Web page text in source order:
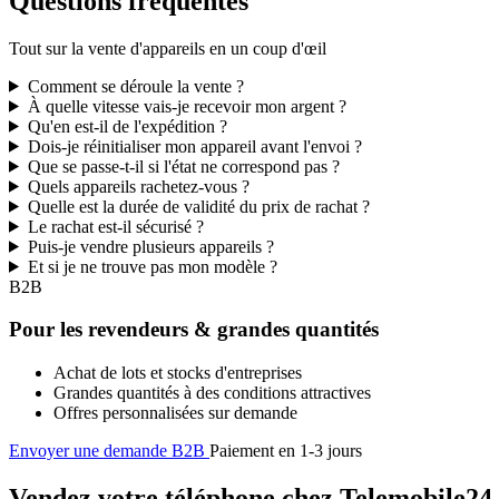
Tout sur la vente d'appareils en un coup d'œil
Comment se déroule la vente ?
À quelle vitesse vais-je recevoir mon argent ?
Qu'en est-il de l'expédition ?
Dois-je réinitialiser mon appareil avant l'envoi ?
Que se passe-t-il si l'état ne correspond pas ?
Quels appareils rachetez-vous ?
Quelle est la durée de validité du prix de rachat ?
Le rachat est-il sécurisé ?
Puis-je vendre plusieurs appareils ?
Et si je ne trouve pas mon modèle ?
B2B
Pour les revendeurs & grandes quantités
Achat de lots et stocks d'entreprises
Grandes quantités à des conditions attractives
Offres personnalisées sur demande
Envoyer une demande B2B Paiement en 1-3 jours